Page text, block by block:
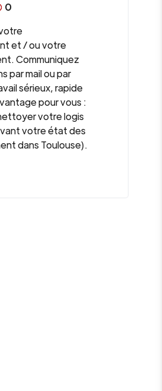
0
et / ou votre
Communiquez
par mail ou par
sérieux, rapide
pour vous :
votre logis
votre état des
dans Toulouse).